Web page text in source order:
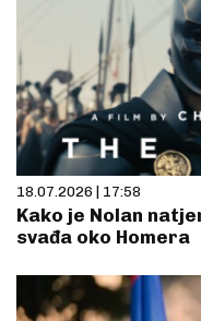
18.07.2026 | 17:58
Kako je Nolan
svađa oko Homera